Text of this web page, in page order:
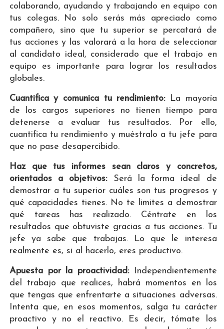
colaborando, ayudando y trabajando en equipo con
tus colegas. No solo serás más apreciado como
compañero, sino que tu superior se percatará de
tus acciones y las valorará a la hora de seleccionar
al candidato ideal, considerado que el trabajo en
equipo es importante para lograr los resultados
globales.
Cuantifica y comunica tu rendimiento: La mayoría
de los cargos superiores no tienen tiempo para
detenerse a evaluar tus resultados. Por ello,
cuantifica tu rendimiento y muéstralo a tu jefe para
que no pase desapercibido.
Haz que tus informes sean claros y concretos,
orientados a objetivos:Será la forma ideal de
demostrar a tu superior cuáles son tus progresos y
qué capacidades tienes. No te limites a demostrar
qué tareas has realizado. Céntrate en los
resultados que obtuviste gracias a tus acciones. Tu
jefe ya sabe que trabajas. Lo que le interesa
realmente es, si al hacerlo, eres productivo.
Apuesta por la proactividad: Independientemente
del trabajo que realices, habrá momentos en los
que tengas que enfrentarte a situaciones adversas.
Intenta que, en esos momentos, salga tu carácter
proactivo y no el reactivo. Es decir, tómate los